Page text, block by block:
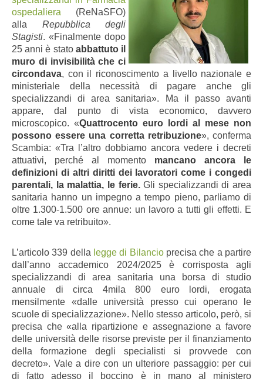
ospedaliera (ReNaSFO)
alla Repubblica degli
Stagisti. «Finalmente dopo
25 anni è stato abbattuto il
muro di invisibilità che ci
circondava, con il riconoscimento a livello nazionale e
ministeriale della necessità di pagare anche gli
specializzandi di area sanitaria». Ma il passo avanti
appare, dal punto di vista economico, davvero
microscopico. «Quattrocento euro lordi al mese non
possono essere una corretta retribuzione», conferma
Scambia: «Tra l’altro dobbiamo ancora vedere i decreti
attuativi, perché al momento mancano ancora le
definizioni di altri diritti dei lavoratori come i congedi
parentali, la malattia, le ferie.Gli specializzandi di area
sanitaria hanno un impegno a tempo pieno, parliamo di
oltre 1.300-1.500 ore annue: un lavoro a tutti gli effetti. E
come tale va retribuito».
L’articolo 339 della legge di Bilancioprecisa che a partire
dall’anno accademico 2024/2025 è corrisposta agli
specializzandi di area sanitaria una borsa di studio
annuale di circa 4mila 800 euro lordi, erogata
mensilmente «dalle università presso cui operano le
scuole di specializzazione». Nello stesso articolo, però, si
precisa che «alla ripartizione e assegnazione a favore
delle università delle risorse previste per il finanziamento
della formazione degli specialisti si provvede con
decreto». Vale a dire con un ulteriore passaggio: per cui
di fatto adesso il boccino è in mano al ministero